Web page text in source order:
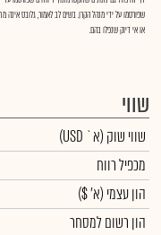
שפורסמו על ידי מנהל הקרן. בשים לב לאמור, גלובס אינה
או אי דיוק שנפלו בהם.
שווי
שווי שוק (א` USD)
מכפיל רווח
הון עצמי (א' $)
הון רשום למסחר